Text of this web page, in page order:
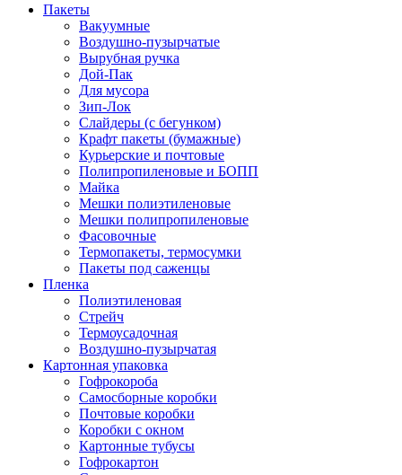
Пакеты
Вакуумные
Воздушно-пузырчатые
Вырубная ручка
Дой-Пак
Для мусора
Зип-Лок
Слайдеры (с бегунком)
Крафт пакеты (бумажные)
Курьерские и почтовые
Полипропиленовые и БОПП
Майка
Мешки полиэтиленовые
Мешки полипропиленовые
Фасовочные
Термопакеты, термосумки
Пакеты под саженцы
Пленка
Полиэтиленовая
Стрейч
Термоусадочная
Воздушно-пузырчатая
Картонная упаковка
Гофрокороба
Самосборные коробки
Почтовые коробки
Коробки с окном
Картонные тубусы
Гофрокартон